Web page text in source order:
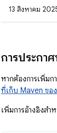
13 สิงหาคม
การประกา
หากต้องการเพิ่ม
ที่เก็บ Maven ขอ
เพิ่มการอ้างอิงส